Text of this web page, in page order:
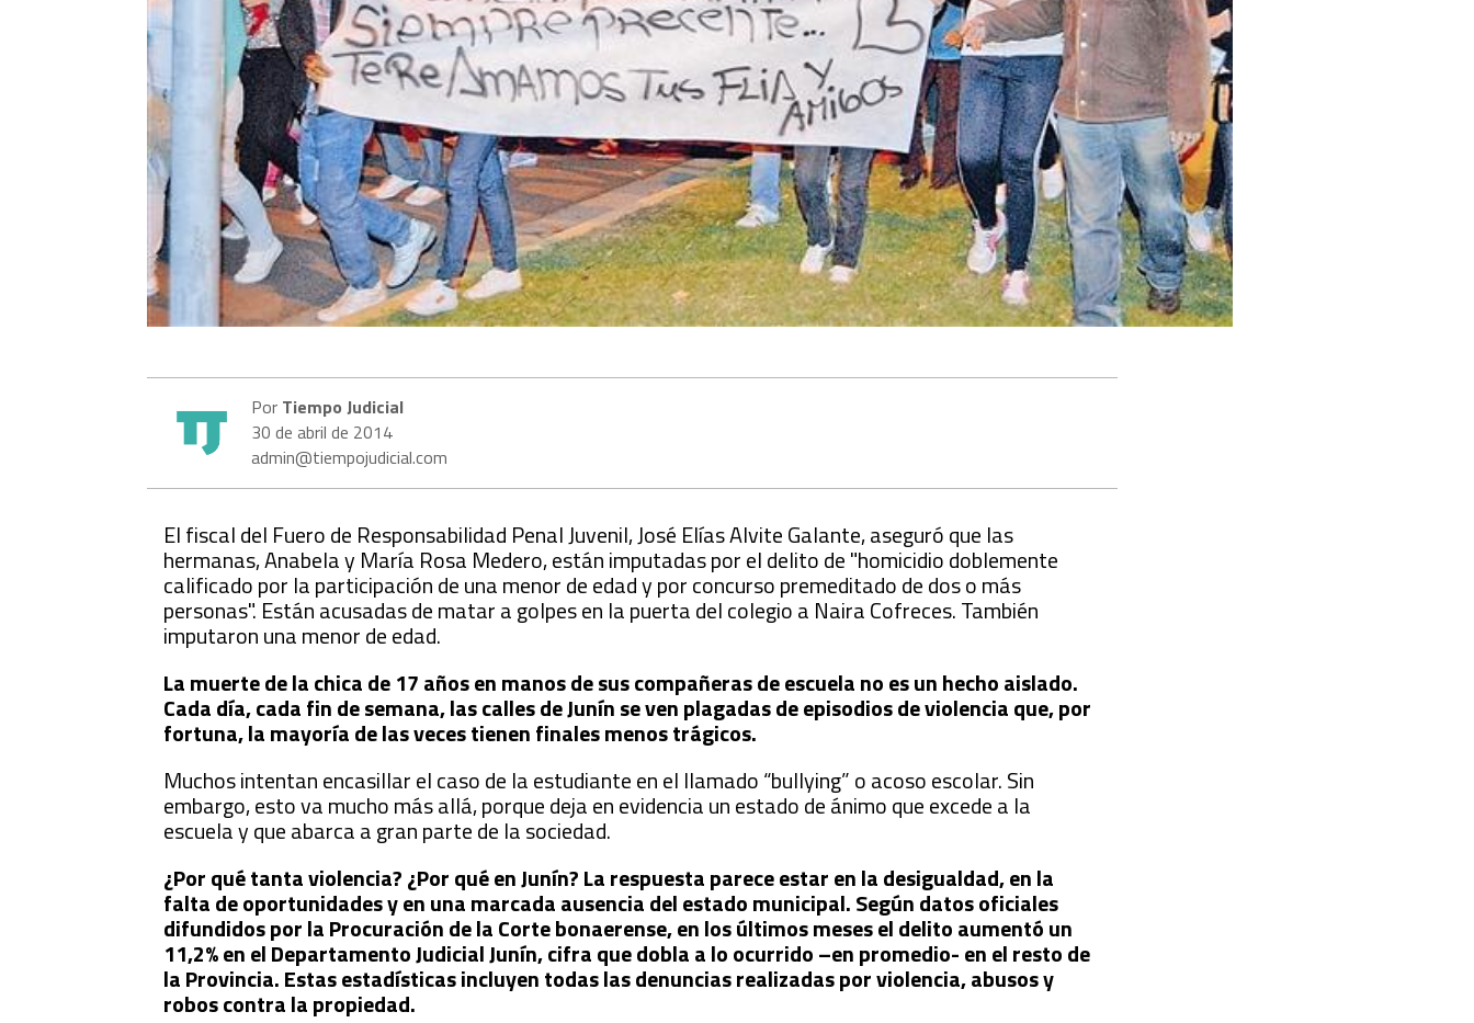
Por Tiempo Judicial
30 de abril de 2014
admin@tiempojudicial.com
El fiscal del Fuero de Responsabilidad Penal Juvenil, José Elías Alvite Galante, aseguró que las
hermanas, Anabela y María Rosa Medero, están imputadas por el delito de "homicidio doblemente
calificado por la participación de una menor de edad y por concurso premeditado de dos o más
personas". Están acusadas de matar a golpes en la puerta del colegio a Naira Cofreces. También
imputaron una menor de edad.
La muerte de la chica de 17 años en manos de sus compañeras de escuela no es un hecho aislado.
Cada día, cada fin de semana, las calles de Junín se ven plagadas de episodios de violencia que, por
fortuna, la mayoría de las veces tienen finales menos trágicos.
Muchos intentan encasillar el caso de la estudiante en el llamado “bullying” o acoso escolar. Sin
embargo, esto va mucho más allá, porque deja en evidencia un estado de ánimo que excede a la
escuela y que abarca a gran parte de la sociedad.
¿Por qué tanta violencia? ¿Por qué en Junín? La respuesta parece estar en la desigualdad, en la
falta de oportunidades y en una marcada ausencia del estado municipal. Según datos oficiales
difundidos por la Procuración de la Corte bonaerense, en los últimos meses el delito aumentó un
11,2% en el Departamento Judicial Junín, cifra que dobla a lo ocurrido –en promedio- en el resto de
la Provincia. Estas estadísticas incluyen todas las denuncias realizadas por violencia, abusos y
robos contra la propiedad.